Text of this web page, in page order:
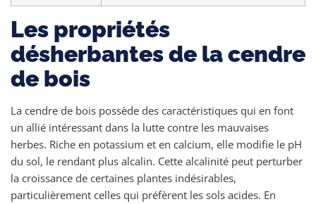
Les propriétés
désherbantes de la cendre
de bois
La cendre de bois possède des caractéristiques qui en font
un allié intéressant dans la lutte contre les mauvaises
herbes. Riche en potassium et en calcium, elle modifie le pH
du sol, le rendant plus alcalin. Cette alcalinité peut perturber
la croissance de certaines plantes indésirables,
particulièrement celles qui préfèrent les sols acides. En